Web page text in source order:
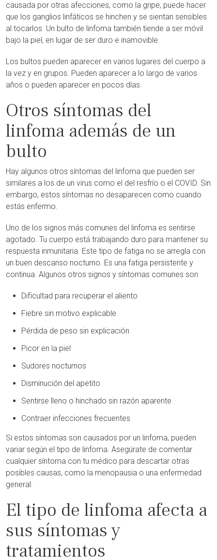
causada por otras afecciones, como la gripe, puede hacer
que los ganglios linfáticos se hinchen y se sientan sensibles
al tocarlos. Un bulto de linfoma también tiende a ser móvil
bajo la piel, en lugar de ser duro e inamovible.
Los bultos pueden aparecer en varios lugares del cuerpo a
la vez y en grupos. Pueden aparecer a lo largo de varios
años o pueden aparecer en pocos días.
Otros síntomas del
linfoma además de un
bulto
Hay algunos otros síntomas del linfoma que pueden ser
similares a los de un virus como el del resfrío o el COVID. Sin
embargo, estos síntomas no desaparecen como cuando
estás enfermo.
Uno de los signos más comunes del linfoma es sentirse
agotado. Tu cuerpo está trabajando duro para mantener su
respuesta inmunitaria. Este tipo de fatiga no se arregla con
un buen descanso nocturno. Es una fatiga persistente y
continua. Algunos otros signos y síntomas comunes son
Dificultad para recuperar el aliento
Fiebre sin motivo explicable
Pérdida de peso sin explicación
Picor en la piel
Sudores nocturnos
Disminución del apetito
Sentirse lleno o hinchado sin razón aparente
Contraer infecciones frecuentes
Si estos síntomas son causados por un linfoma, pueden
variar según el tipo de linfoma. Asegúrate de comentar
cualquier síntoma con tu médico para descartar otras
posibles causas, como la menopausia o una enfermedad
general.
El tipo de linfoma afecta a
sus síntomas y
tratamientos